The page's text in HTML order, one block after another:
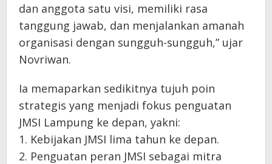
dan anggota satu visi, memiliki rasa
tanggung jawab, dan menjalankan amanah
organisasi dengan sungguh-sungguh,” ujar
Novriwan.
Ia memaparkan sedikitnya tujuh poin
strategis yang menjadi fokus penguatan
JMSI Lampung ke depan, yakni:
1. Kebijakan JMSI lima tahun ke depan.
2. Penguatan peran JMSI sebagai mitra